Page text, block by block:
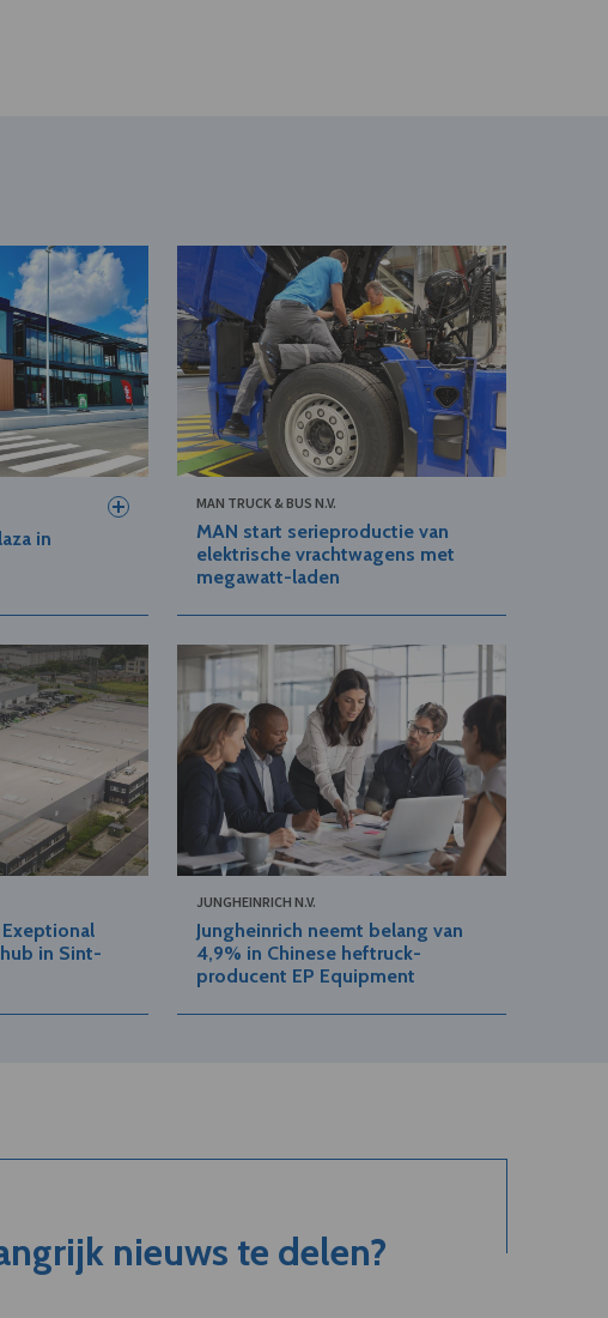
in
MAN TRUCK & BUS N.V.
MAN start serieproductie van
elektrische vrachtwagens met
megawatt-laden
in Sint-
JUNGHEINRICH N.V.
Jungheinrich neemt belang van
4,9% in Chinese heftruck-
producent EP Equipment
nieuws te delen?